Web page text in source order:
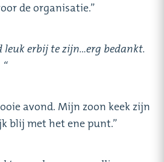
de organisatie.”
leuk erbij te zijn…erg bedankt.
avond. Mijn zoon keek zijn
blij met het ene punt.”